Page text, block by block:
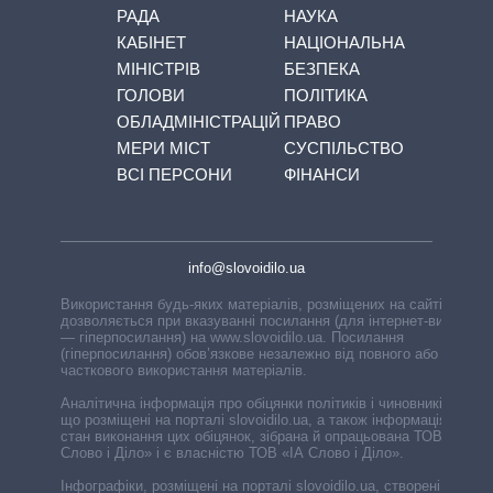
РАДА
КАБІНЕТ
МІНІСТРІВ
ГОЛОВИ
ОБЛАДМІНІСТРАЦІЙ
МЕРИ МІСТ
ВСІ ПЕРСОНИ
НАУКА
НАЦІОНАЛЬНА
БЕЗПЕКА
ПОЛІТИКА
ПРАВО
СУСПІЛЬСТВО
ФІНАНСИ
info@slovoidilo.ua
Використання будь-яких матеріалів, розміщених на сайті,
дозволяється при вказуванні посилання (для інтернет-видань
— гіперпосилання) на www.slovoidilo.ua. Посилання
(гіперпосилання) обов’язкове незалежно від повного або
часткового використання матеріалів.
Аналітична інформація про обіцянки політиків і чиновників,
що розміщені на порталі slovoidilo.ua, а також інформація про
стан виконання цих обіцянок, зібрана й опрацьована ТОВ «ІА
Слово і Діло» і є власністю ТОВ «ІА Слово і Діло».
Інфографіки, розміщені на порталі slovoidilo.ua, створені ГО